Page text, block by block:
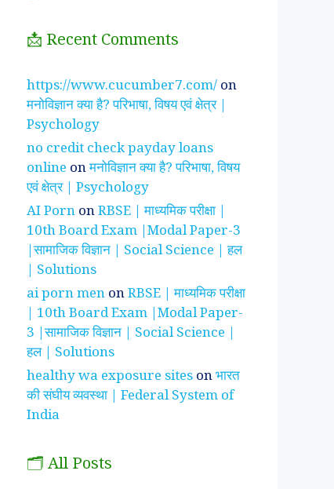
झाँसी की रानी के रहस्मयी
सुनीता विलियम्स ~
भारतीय मूल की अन्तरिक्ष
यात्री
📩 Recent Comments
https://www.cucumber7.com/ on
मनोविज्ञान क्या है? परिभाषा, विषय एवं क्षेत्र |
Psychology
no credit check payday loans
online onमनोविज्ञान क्या है? परिभाषा, विषय
एवं क्षेत्र | Psychology
AI Porn onRBSE | माध्यमिक परीक्षा |
10th Board Exam |Modal Paper-3
|सामाजिक विज्ञान | Social Science | हल
| Solutions
ai porn men onRBSE | माध्यमिक परीक्षा
| 10th Board Exam |Modal Paper-
3 |सामाजिक विज्ञान | Social Science |
हल | Solutions
healthy wa exposure sites onभारत
की संघीय व्यवस्था | Federal System of
India
🗂️ All Posts